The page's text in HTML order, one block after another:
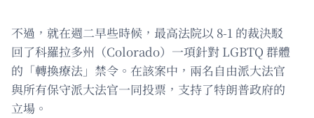
不過，就在週二早些時候，最高法院以 8-1 的裁決駁
回了科羅拉多州（Colorado）一項針對 LGBTQ 群體
的「轉換療法」禁令。在該案中，兩名自由派大法官
與所有保守派大法官一同投票，支持了特朗普政府的
立場。